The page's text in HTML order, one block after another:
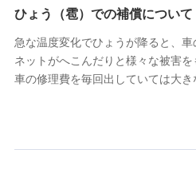
供し、金融商品等の契約を勧奨す
アンケートやキャンペーン等の実
上記に係る連絡・手続き・管理等
5.通話録音にて取得する情報
ひょう（雹）での補償について
急な温度変化でひょうが降ると、
ネットがへこんだりと様々な被害を
車の修理費を毎回出していては大